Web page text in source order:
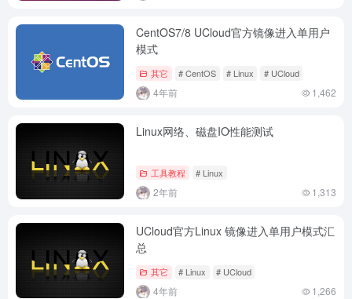
CentOS7/8 UCloud官方镜像进入单用户
模式
其它 # CentOS # Linux # UCloud
4年前 1,462
Linux网络、磁盘IO性能测试
工具教程 # Linux
2年前 1,313
UCloud官方Linux 镜像进入单用户模式汇
总
其它 # Linux # UCloud
4年前 1,266